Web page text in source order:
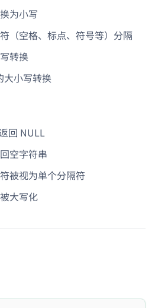
为小写
（空格、标点、符号等）分隔
转换
小写转换
回 NULL
空字符串
被视为单个分隔符
大写化